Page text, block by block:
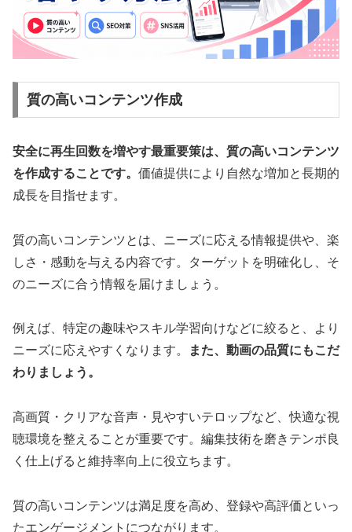
質の高いコンテンツ作成
安全に再生回数を増やす最重要策は、質の高いコンテンツ
を作成することです。 価値提供により自然な増加と長期的
成長を目指せます。
質の高いコンテンツとは、ニーズに応える情報提供や、楽
しさ・感動を与える内容です。ターゲットを明確化し、そ
のニーズに合う情報を届けましょう。
例えば、特定の趣味やスキル学習向けなどに絞ると、より
ニーズに応えやすくなります。
また、動画の品質にもこだ
わりましょう。
高画質・クリアな音声・見やすいテロップなど、快適な視
聴環境を整えることが重要です。編集技術を磨きテンポ良
く仕上げると維持率向上に役立ちます。
質の高いコンテンツは満足度を高め、登録や高評価といっ
たエンゲージメントにつながります。